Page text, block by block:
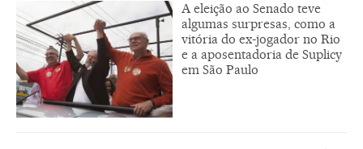
A eleição ao Senado teve
algumas surpresas, como a
vitória do ex-jogador no Rio
e a aposentadoria de Suplicy
em São Paulo